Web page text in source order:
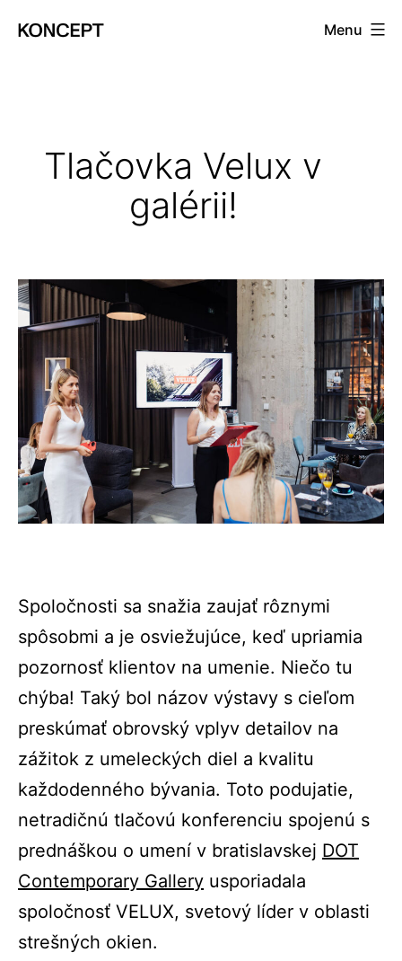
Menu
Tlačovka Velux v
galérii!
Spoločnosti sa snažia zaujať rôznymi
spôsobmi a je osviežujúce, keď upriamia
pozornosť klientov na umenie. Niečo tu
chýba! Taký bol názov výstavy s cieľom
preskúmať obrovský vplyv detailov na
zážitok z umeleckých diel a kvalitu
každodenného bývania. Toto podujatie,
netradičnú tlačovú konferenciu spojenú s
prednáškou o umení v bratislavskej DOT
Contemporary Gallery usporiadala
spoločnosť VELUX, svetový líder v oblasti
strešných okien.